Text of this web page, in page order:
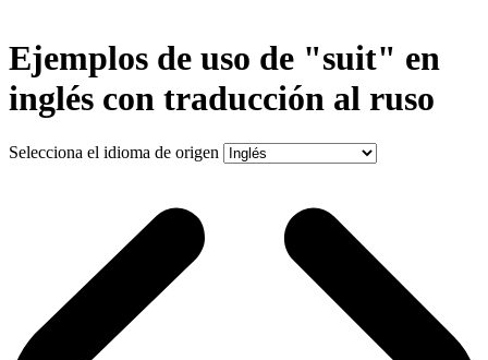
Ejemplos de uso de "suit" en
inglés con traducción al ruso
Selecciona el idioma de origen